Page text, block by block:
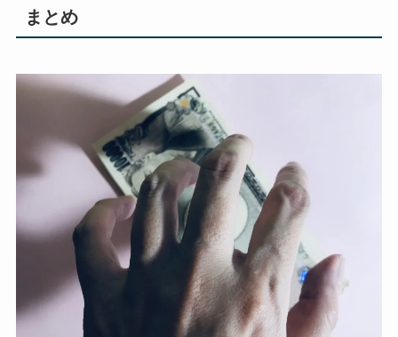
まとめ